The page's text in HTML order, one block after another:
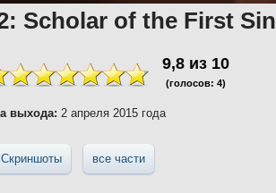
Scholar of the First Sin
9,8 из 10
(голосов: 4)
выхода: 2 апреля 2015 года
Скриншоты все части